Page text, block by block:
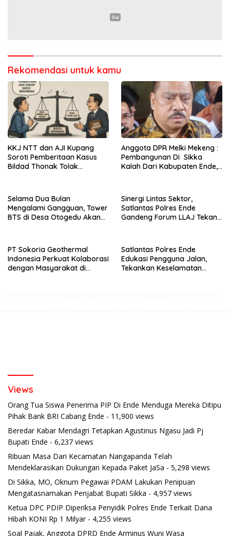
Rekomendasi untuk kamu
KKJ NTT dan AJI Kupang
Soroti Pemberitaan Kasus
Bildad Thonak Tolak
Anggota DPR Melki Mekeng :
Pembangunan Di Sikka
Kalah Dari Kabupaten Ende,
Selama Dua Bulan
Mengalami Gangguan, Tower
BTS di Desa Otogedu Akan
Sinergi Lintas Sektor,
Satlantas Polres Ende
Gandeng Forum LLAJ Tekan
PT Sokoria Geothermal
Indonesia Perkuat Kolaborasi
dengan Masyarakat di
Satlantas Polres Ende
Edukasi Pengguna Jalan,
Tekankan Keselamatan
Views
Orang Tua Siswa Penerima PIP Di Ende Menduga Mereka Ditipu
Pihak Bank BRI Cabang Ende - 11,900 views
Beredar Kabar Mendagri Tetapkan Agustinus Ngasu Jadi Pj
Bupati Ende - 6,237 views
Ribuan Masa Dari Kecamatan Nangapanda Telah
Mendeklarasikan Dukungan Kepada Paket JaSa - 5,298 views
Di Sikka, MO, Oknum Pegawai PDAM Lakukan Penipuan
Mengatasnamakan Penjabat Bupati Sikka - 4,957 views
Ketua DPC PDIP Diperiksa Penyidik Polres Ende Terkait Dana
Hibah KONI Rp 1 Milyar- 4,255 views
Soal Pajak, Anggota DPRD Ende Arminus Wuni Wasa